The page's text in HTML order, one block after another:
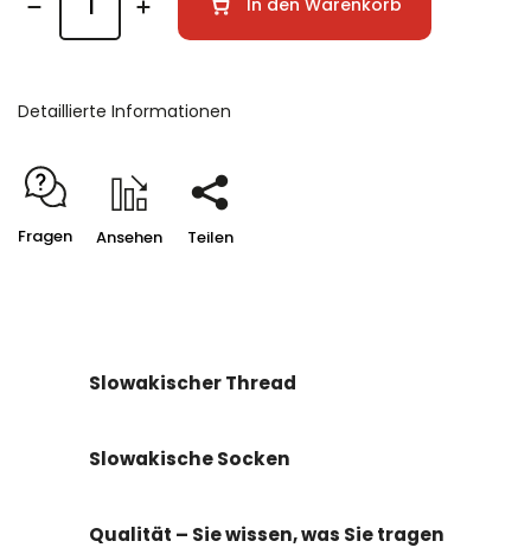
In den Warenkorb
Detaillierte Informationen
Fragen Ansehen Teilen
Slowakischer Thread
Slowakische Socken
Qualität – Sie wissen, was Sie tragen